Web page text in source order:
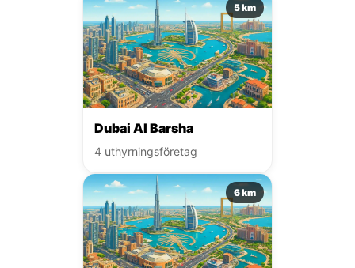
5 km
Dubai Al Barsha
4 uthyrningsföretag
6 km